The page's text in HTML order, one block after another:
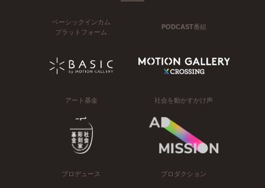
ベーシックインカム
プラットフォーム
PODCAST番組
アート基金 社会を動かすかけ声
プロデュース プロダクション